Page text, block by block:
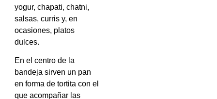
yogur, chapati, chatni,
salsas, curris y, en
ocasiones, platos
dulces.
En el centro de la
bandeja sirven un pan
en forma de tortita con el
que acompañar las